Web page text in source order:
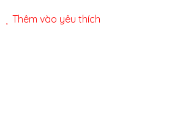
Thêm vào yêu thích